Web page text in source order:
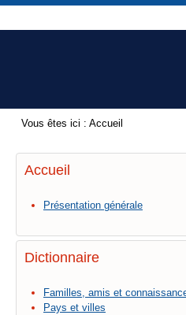
Vous êtes ici : Accueil
Accueil
Présentation générale
Dictionnaire
Familles, amis et
Pays et villes